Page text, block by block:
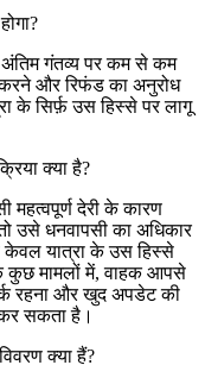
अंतिम गंतव्य पर कम से कम
करने और रिफंड का अनुरोध
के सिर्फ़ उस हिस्से पर लागू
क्या है?
महत्वपूर्ण देरी के कारण
उसे धनवापसी का अधिकार
केवल यात्रा के उस हिस्से
कुछ मामलों में, वाहक आपसे
रहना और खुद अपडेट की
सकता है।
क्या हैं?